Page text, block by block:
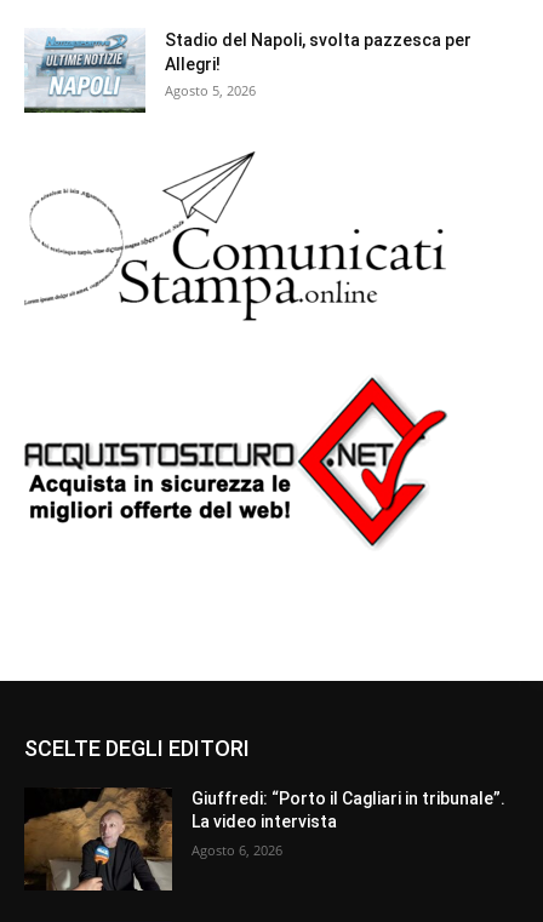
Stadio del Napoli, svolta pazzesca per
Allegri!
Agosto 5, 2026
SCELTE DEGLI EDITORI
Giuffredi: “Porto il Cagliari in tribunale”.
La video intervista
Agosto 6, 2026